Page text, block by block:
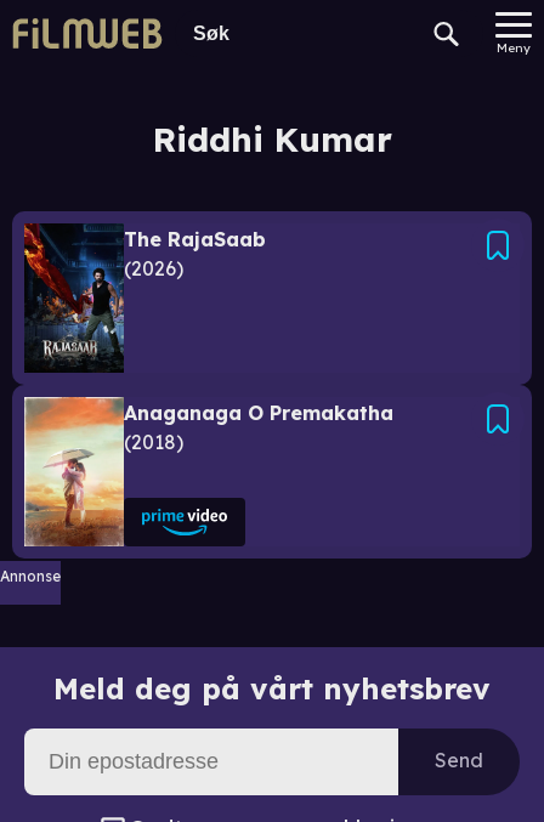
Meny
Riddhi Kumar
The RajaSaab
2026
Anaganaga O Premakatha
2018
Annonse
Meld deg på vårt nyhetsbrev
Send